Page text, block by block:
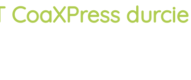
CoaXPress durcie